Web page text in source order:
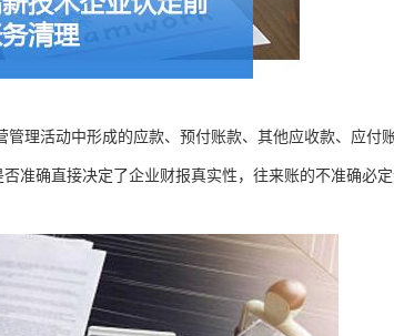
理活动中形成的应款、预付账款、其他应收款、应付
准确直接决定了企业财报真实性，往来账的不准确必定